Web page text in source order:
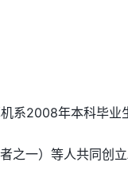
系2008年本科毕业
之一）等人共同创